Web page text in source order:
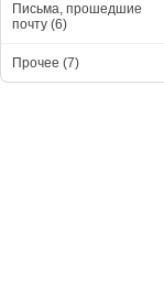
Письма, прошедшие
почту (6)
Прочее (7)